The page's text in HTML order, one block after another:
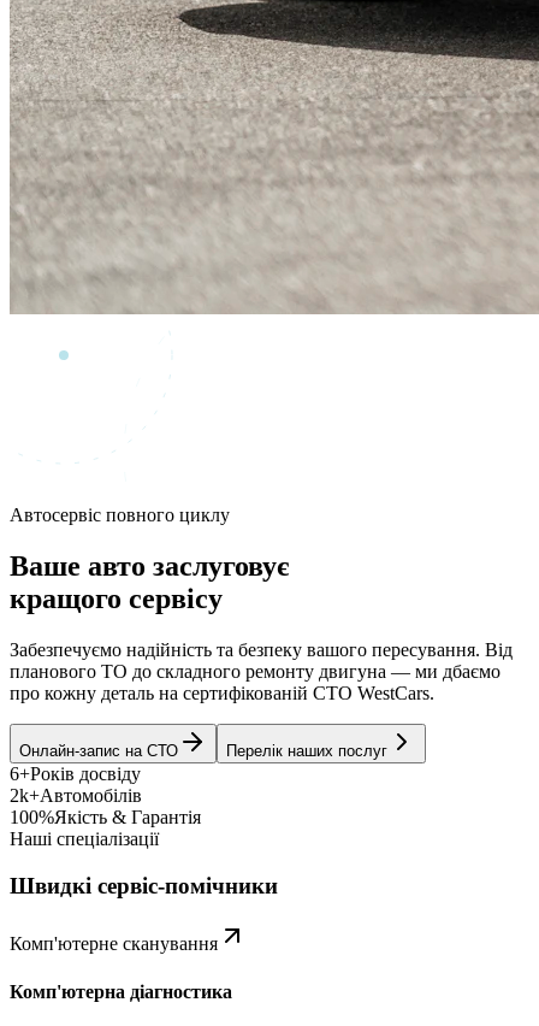
Автосервіс повного циклу
Ваше авто заслуговує
кращого сервісу
Забезпечуємо надійність та безпеку вашого пересування. Від
планового ТО до складного ремонту двигуна — ми дбаємо
про кожну деталь на сертифікованій СТО WestCars.
Онлайн-запис на СТО Перелік наших послуг
6+Років досвіду
2k+Автомобілів
100%Якість & Гарантія
Наші спеціалізації
Швидкі сервіс-помічники
Комп'ютерне сканування
Комп'ютерна діагностика